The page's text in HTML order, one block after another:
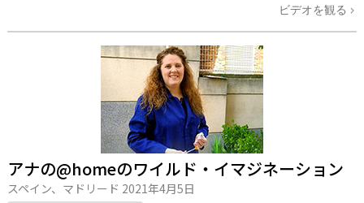
ビデオを観る
アナの@homeのワイルド・イマジネーション
スペイン、マドリード 2021年4月5日